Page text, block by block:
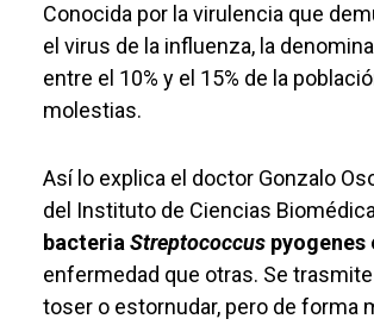
Conocida por la virulencia que
el virus de la influenza, la
entre el 10% y el 15% de la
molestias.
Así lo explica el doctor Gonzalo
del Instituto de Ciencias
bacteria Streptococcus pyogenes
enfermedad que otras. Se
toser o estornudar, pero de forma